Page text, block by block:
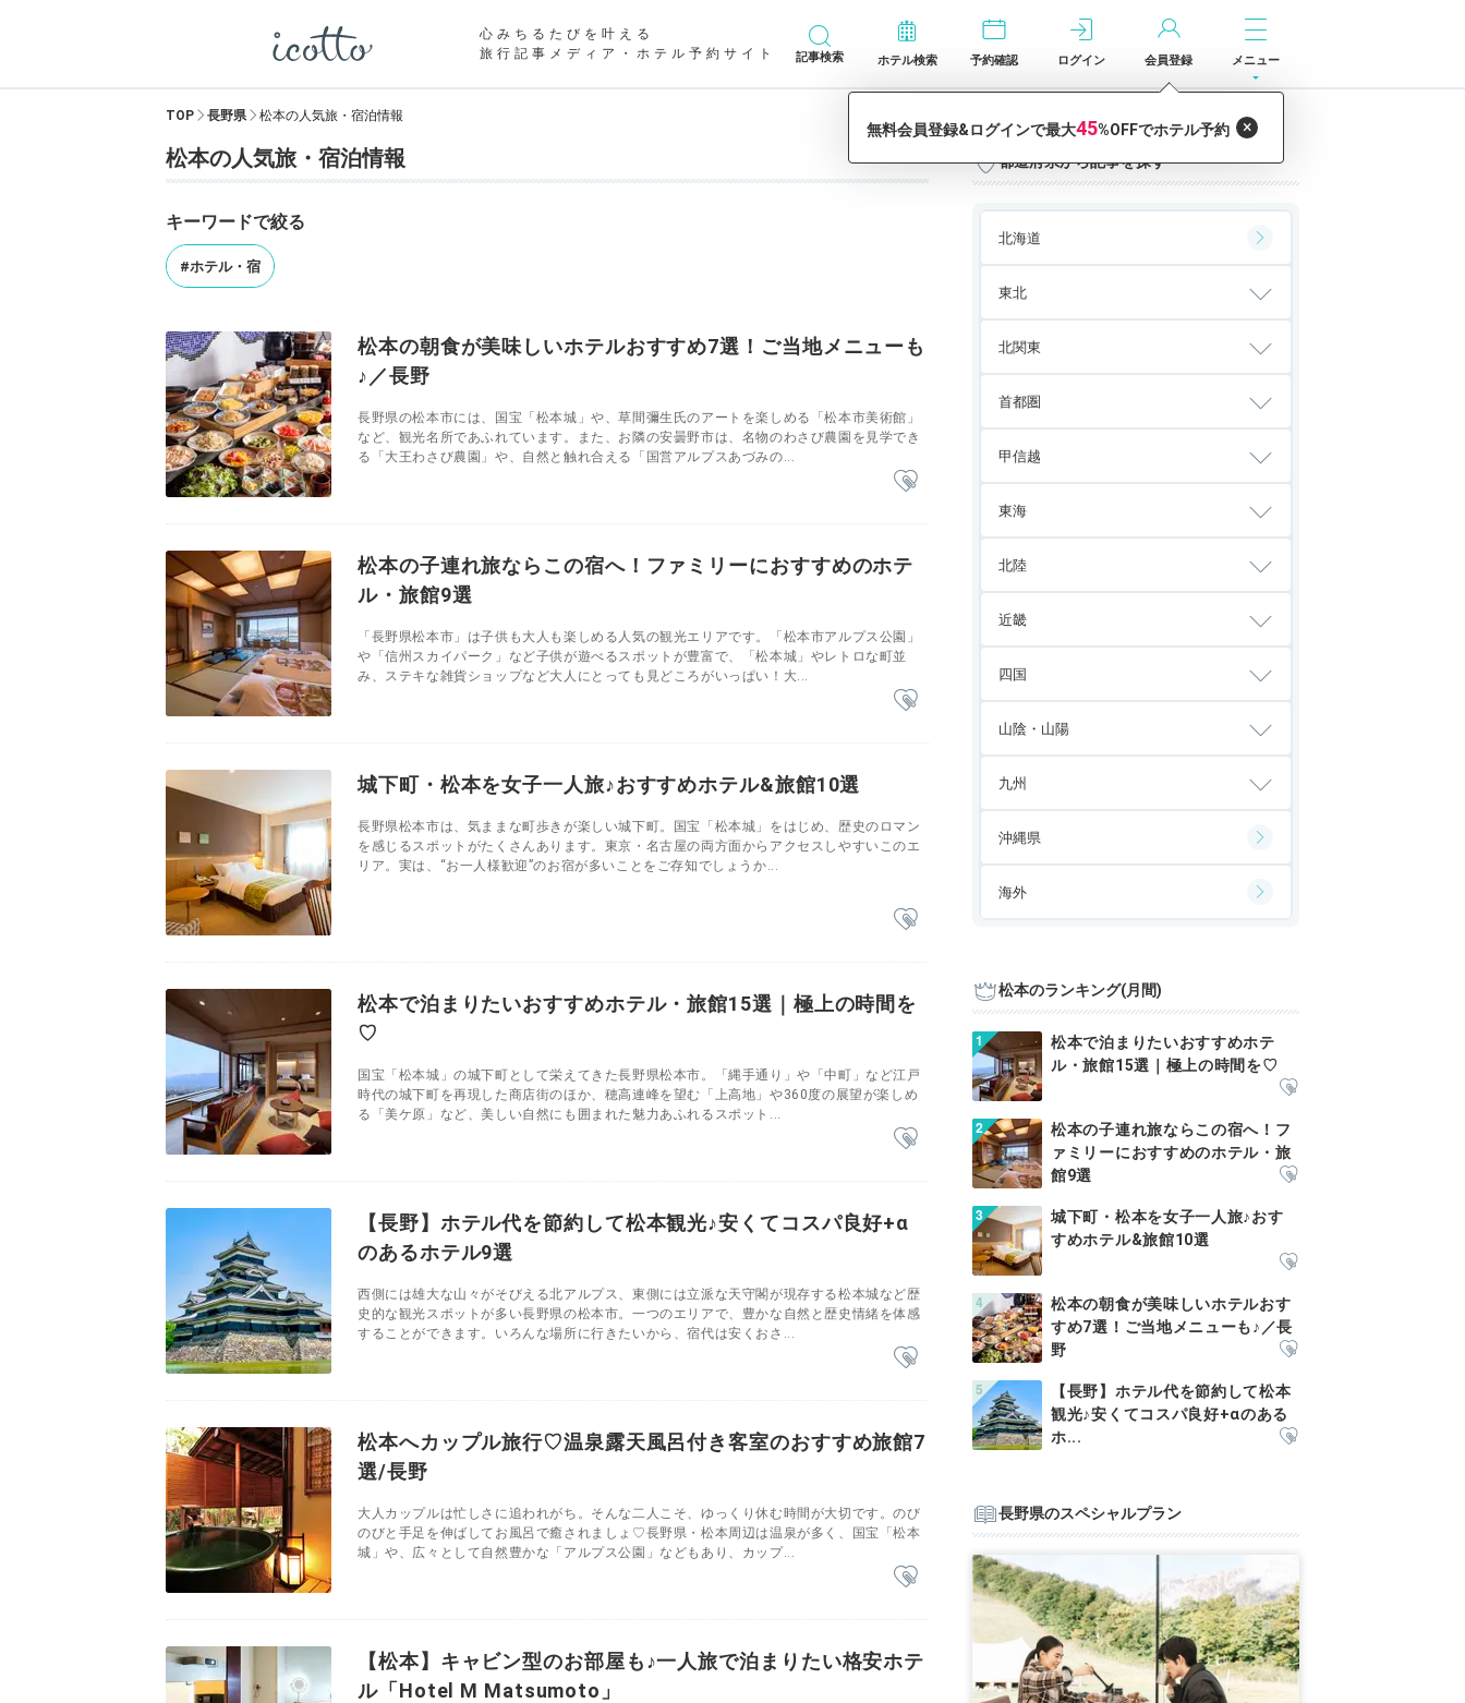
心みちるたびを叶える
旅行記事メディア・ホテル予約サイト
記事検索 ホテル検索 予約確認 ログイン 会員登録 メニュー
TOP 長野県 松本の人気旅・宿泊情報
松本の人気旅・宿泊情報
キーワードで絞る
#ホテル・宿
松本の朝食が美味しいホテルおすすめ7選！ご当地メニューも
♪／長野
長野県の松本市には、国宝「松本城」や、草間彌生氏のアートを楽しめる「松本市美術館」
など、観光名所であふれています。また、お隣の安曇野市は、名物のわさび農園を見学でき
る「大王わさび農園」や、自然と触れ合える「国営アルプスあづみの...
松本の子連れ旅ならこの宿へ！ファミリーにおすすめのホテ
ル・旅館9選
「長野県松本市」は子供も大人も楽しめる人気の観光エリアです。「松本市アルプス公園」
や「信州スカイパーク」など子供が遊べるスポットが豊富で、「松本城」やレトロな町並
み、ステキな雑貨ショップなど大人にとっても見どころがいっぱい！大...
城下町・松本を女子一人旅♪おすすめホテル&旅館10選
長野県松本市は、気ままな町歩きが楽しい城下町。国宝「松本城」をはじめ、歴史のロマン
を感じるスポットがたくさんあります。東京・名古屋の両方面からアクセスしやすいこのエ
リア。実は、“お一人様歓迎”のお宿が多いことをご存知でしょうか...
松本で泊まりたいおすすめホテル・旅館15選｜極上の時間を
♡
国宝「松本城」の城下町として栄えてきた長野県松本市。「縄手通り」や「中町」など江戸
時代の城下町を再現した商店街のほか、穂高連峰を望む「上高地」や360度の展望が楽しめ
る「美ケ原」など、美しい自然にも囲まれた魅力あふれるスポット...
【長野】ホテル代を節約して松本観光♪安くてコスパ良好+α
のあるホテル9選
西側には雄大な山々がそびえる北アルプス、東側には立派な天守閣が現存する松本城など歴
史的な観光スポットが多い長野県の松本市。一つのエリアで、豊かな自然と歴史情緒を体感
することができます。いろんな場所に行きたいから、宿代は安くおさ...
松本へカップル旅行♡温泉露天風呂付き客室のおすすめ旅館7
選/長野
大人カップルは忙しさに追われがち。そんな二人こそ、ゆっくり休む時間が大切です。のび
のびと手足を伸ばしてお風呂で癒されましょ♡長野県・松本周辺は温泉が多く、国宝「松本
城」や、広々として自然豊かな「アルプス公園」などもあり、カップ...
【松本】キャビン型のお部屋も♪一人旅で泊まりたい格安ホテ
ル「Hotel M Matsumoto」
都道府県から記事を探す
北海道
東北
北関東
首都圏
甲信越
東海
北陸
近畿
四国
山陰・山陽
九州
沖縄県
海外
松本のランキング(月間)
松本で泊まりたいおすすめホテ
ル・旅館15選｜極上の時間を♡
松本の子連れ旅ならこの宿へ！フ
ァミリーにおすすめのホテル・旅
館9選
城下町・松本を女子一人旅♪おす
すめホテル&旅館10選
松本の朝食が美味しいホテルおす
すめ7選！ご当地メニューも♪／長
野
【長野】ホテル代を節約して松本
観光♪安くてコスパ良好+αのある
ホ...
長野県のスペシャルプラン